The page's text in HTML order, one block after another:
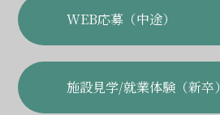
WEB応募（中途）
施設見学/就業体験（新卒）